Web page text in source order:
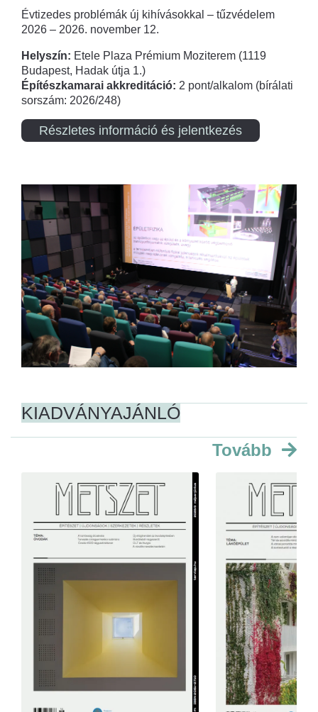
Évtizedes problémák új kihívásokkal – tűzvédelem
2026 – 2026. november 12.
Helyszín: Etele Plaza Prémium Moziterem (1119
Budapest, Hadak útja 1.)
Építészkamarai akkreditáció: 2 pont/alkalom (bírálati
sorszám: 2026/248)
Részletes információ és jelentkezés
KIADVÁNYAJÁNLÓ
Tovább